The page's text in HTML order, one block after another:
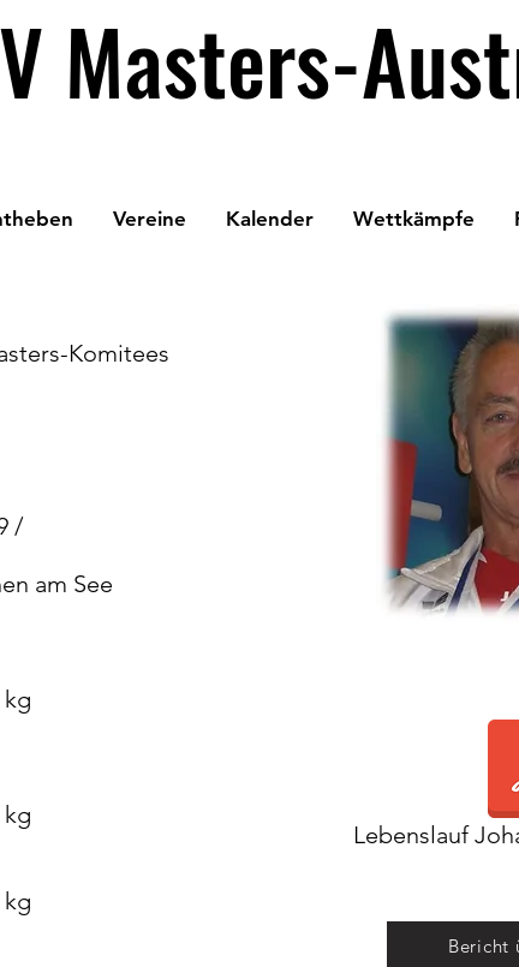
Masters-
Vereine Kalender Wettkämpfe
ÖGV-Masters-
/
am See
kg
kg
kg
Lebenslauf
Bericht